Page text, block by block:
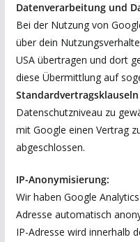
Datenverarbeitung und
Bei der Nutzung von
über dein
USA übertragen und dort
diese Übermittlung auf
Standardvertragsklauseln
Datenschutzniveau zu
mit Google einen Vertrag
abgeschlossen.
IP-Anonymisierung:
Wir haben Google
Adresse automatisch
IP-Adresse wird innerhalb